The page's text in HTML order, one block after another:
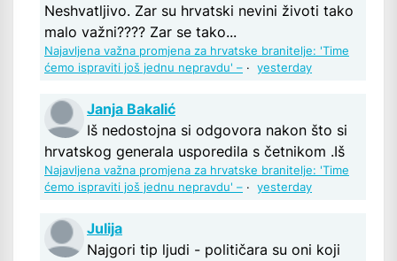
Neshvatljivo. Zar su hrvatski nevini životi tako
malo važni???? Zar se tako...
Najavljena važna promjena za hrvatske branitelje: 'Time
ćemo ispraviti još jednu nepravdu' – · yesterday
Janja Bakalić
Iš nedostojna si odgovora nakon što si
hrvatskog generala usporedila s četnikom .Iš
Najavljena važna promjena za hrvatske branitelje: 'Time
ćemo ispraviti još jednu nepravdu' – · yesterday
Julija
Najgori tip ljudi - političara su oni koji